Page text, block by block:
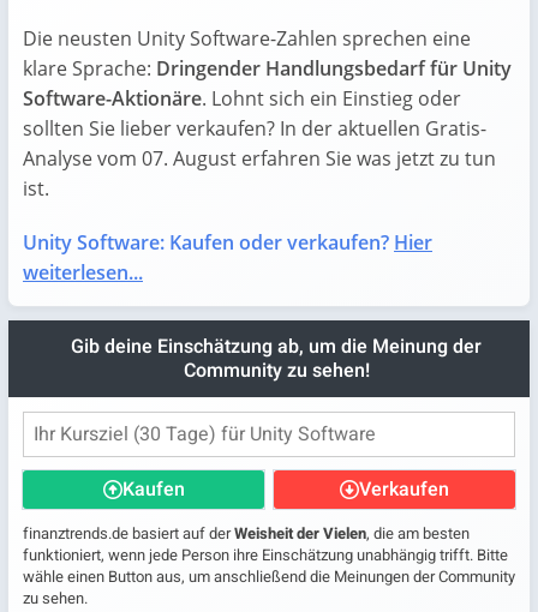
Die neusten Unity Software-Zahlen sprechen eine
klare Sprache: Dringender Handlungsbedarf für Unity
Software-Aktionäre. Lohnt sich ein Einstieg oder
sollten Sie lieber verkaufen? In der aktuellen Gratis-
Analyse vom 07. August erfahren Sie was jetzt zu tun
ist.
Unity Software: Kaufen oder verkaufen? Hier
weiterlesen...
Gib deine Einschätzung ab, um die Meinung der
Community zu sehen!
Kaufen Verkaufen
finanztrends.de basiert auf derWeisheit der Vielen, die am besten
funktioniert, wenn jede Person ihre Einschätzung unabhängig trifft. Bitte
wähle einen Button aus, um anschließend die Meinungen der Community
zu sehen.